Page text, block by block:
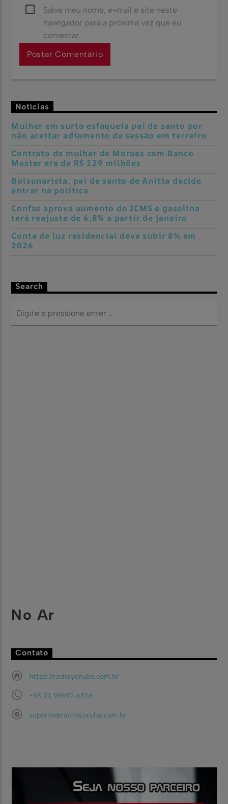
Salve meu nome, e-mail e site neste
navegador para a próxima vez que eu
comentar.
Notícias
Mulher em surto esfaqueia pai de santo por
não aceitar adiamento de sessão em terreiro
Contrato da mulher de Moraes com Banco
Master era de R$ 129 milhões
Bolsonarista, pai de santo de Anitta decide
entrar na política
Confaz aprova aumento do ICMS e gasolina
terá reajuste de 6,8% a partir de janeiro
Conta de luz residencial deve subir 8% em
2026
Search
No Ar
Contato
https://radioyoruba.com.br
+55 21 99692-6016
suporte@radioyoruba.com.br